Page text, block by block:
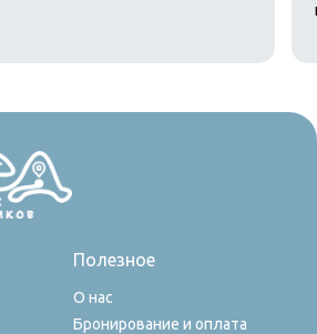
О нас
Бронирование и оплата
Полезное